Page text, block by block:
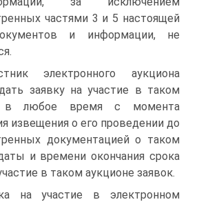
частями 3 и 5 настоящей
и информации, не
электронного аукциона
заявку на участие в таком
в любое время с момента
извещения о его проведении до
документацией о таком
и времени окончания срока
в таком аукционе заявок.
на участие в электронном